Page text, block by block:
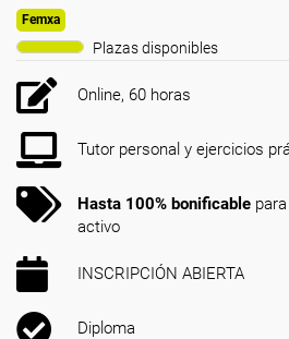
Femxa
Plazas disponibles
Online, 60 horas
Tutor personal y ejercicios
Hasta 100% bonificable
activo
INSCRIPCIÓN ABIERTA
Diploma